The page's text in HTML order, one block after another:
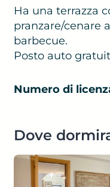
Ha una terrazza
pranzare/cenare
barbecue.
Posto auto
Numero di
Dove